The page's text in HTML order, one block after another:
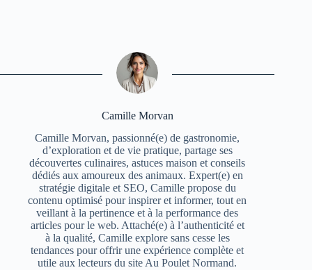
Camille Morvan
Camille Morvan, passionné(e) de gastronomie,
d’exploration et de vie pratique, partage ses
découvertes culinaires, astuces maison et conseils
dédiés aux amoureux des animaux. Expert(e) en
stratégie digitale et SEO, Camille propose du
contenu optimisé pour inspirer et informer, tout en
veillant à la pertinence et à la performance des
articles pour le web. Attaché(e) à l’authenticité et
à la qualité, Camille explore sans cesse les
tendances pour offrir une expérience complète et
utile aux lecteurs du site Au Poulet Normand.